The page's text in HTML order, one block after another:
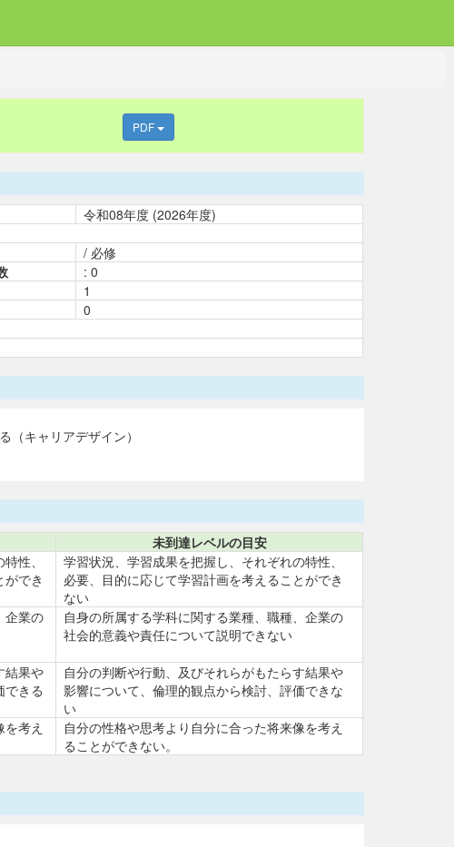
PDF
令和08年度 (2026年度)
/ 必修
: 0
1
0
キャリアデザイン）
未到達レベルの目安
性、
でき
学習状況、学習成果を把握し、それぞれの特性、
必要、目的に応じて学習計画を考えることができ
ない
企業の
自身の所属する学科に関する業種、職種、企業の
社会的意義や責任について説明できない
結果や
できる
自分の判断や行動、及びそれらがもたらす結果や
影響について、倫理的観点から検討、評価できな
い
考え
自分の性格や思考より自分に合った将来像を考え
ることができない。